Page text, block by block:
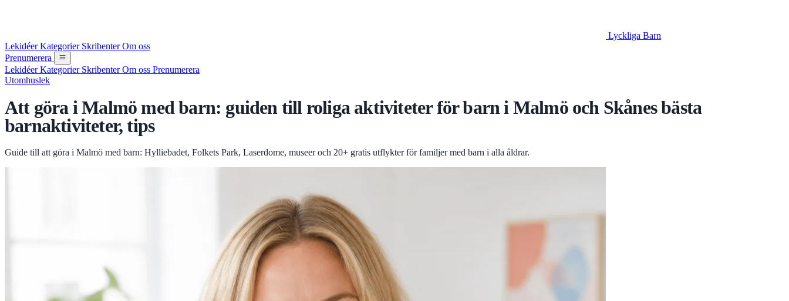
Lyckliga Barn
LekidéerKategorier SkribenterOm oss
Prenumerera
LekidéerKategorier SkribenterOm oss Prenumerera
Utomhuslek
Att göra i Malmö med barn: guiden till roliga aktiviteter för barn i Malmö och Skånes bästa
barnaktiviteter, tips
Guide till att göra i Malmö med barn: Hylliebadet, Folkets Park, Laserdome, museer och 20+ gratis utflykter för familjer med barn i alla åldrar.